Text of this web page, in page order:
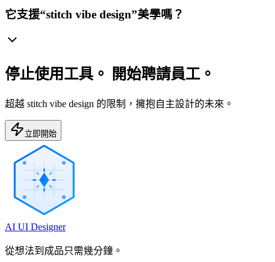
它支援“stitch vibe design”美學嗎？
停止使用工具。 開始聘請員工。
超越 stitch vibe design 的限制，擁抱自主設計的未來。
立即開始
AI UI Designer
從想法到成品只需幾分鐘。